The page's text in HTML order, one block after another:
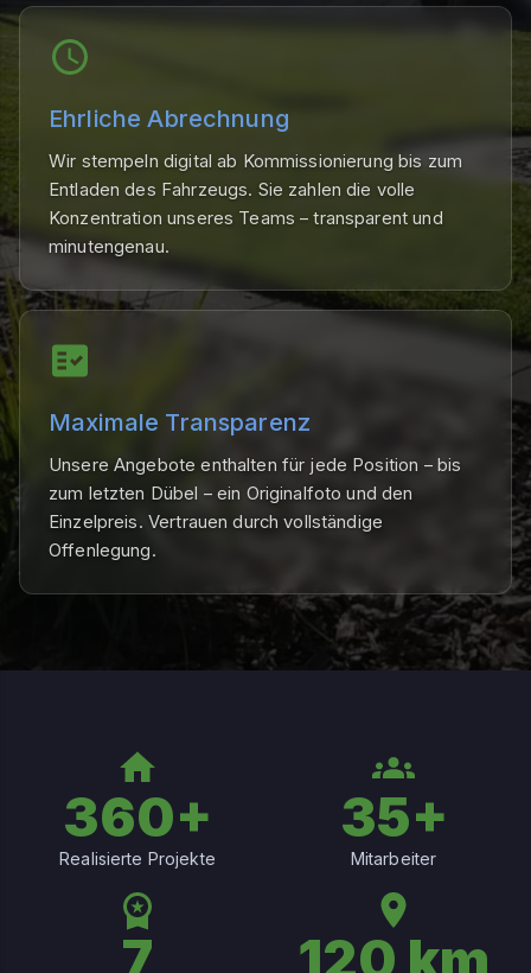
Ehrliche Abrechnung
Wir stempeln digital ab Kommissionierung bis zum
Entladen des Fahrzeugs. Sie zahlen die volle
Konzentration unseres Teams – transparent und
minutengenau.
Maximale Transparenz
Unsere Angebote enthalten für jede Position – bis
zum letzten Dübel – ein Originalfoto und den
Einzelpreis. Vertrauen durch vollständige
Offenlegung.
360+
Realisierte Projekte
35+
Mitarbeiter
7 120 km